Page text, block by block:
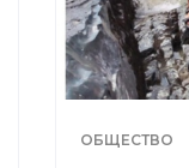
ОБЩЕСТВО